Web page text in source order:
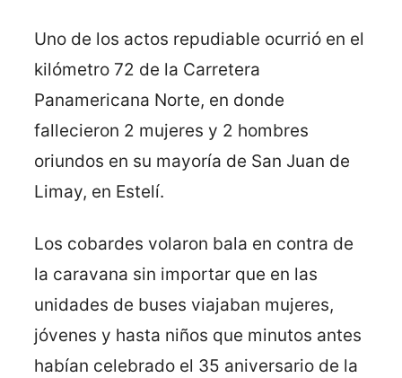
Uno de los actos repudiable ocurrió en el
kilómetro 72 de la Carretera
Panamericana Norte, en donde
fallecieron 2 mujeres y 2 hombres
oriundos en su mayoría de San Juan de
Limay, en Estelí.
Los cobardes volaron bala en contra de
la caravana sin importar que en las
unidades de buses viajaban mujeres,
jóvenes y hasta niños que minutos antes
habían celebrado el 35 aniversario de la